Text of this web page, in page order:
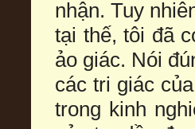
nhận. Tuy
tại thế, tôi đã
ảo giác. Nói
các tri giác
trong kinh